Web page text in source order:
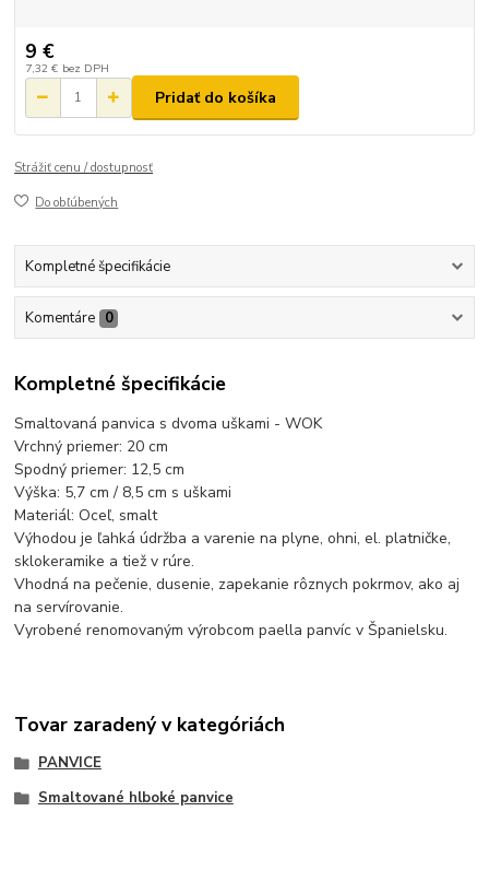
9 €
7,32 € bez DPH
Pridať do košíka
Strážiť cenu / dostupnosť
Do obľúbených
Kompletné špecifikácie
Komentáre 0
Kompletné špecifikácie
Smaltovaná panvica s dvoma uškami - WOK
Vrchný priemer: 20 cm
Spodný priemer: 12,5 cm
Výška: 5,7 cm / 8,5 cm s uškami
Materiál: Oceľ, smalt
Výhodou je ľahká údržba a varenie na plyne, ohni, el. platničke,
sklokeramike a tiež v rúre.
Vhodná na pečenie, dusenie, zapekanie rôznych pokrmov, ako aj
na servírovanie.
Vyrobené renomovaným výrobcom paella panvíc v Španielsku.
Tovar zaradený v kategóriách
PANVICE
Smaltované hlboké panvice